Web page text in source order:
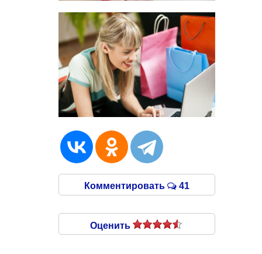
Комментировать 41
Оценить